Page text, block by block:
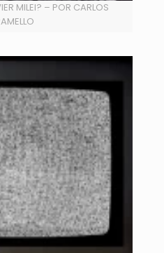
MILEI? – POR CARLOS